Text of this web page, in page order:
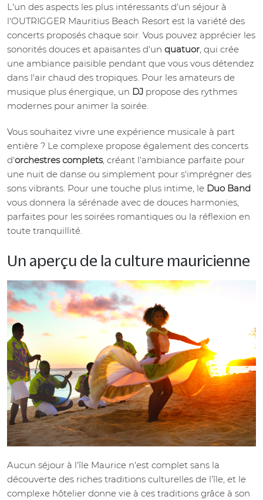
L'un des aspects les plus intéressants d'un séjour à
l'OUTRIGGER Mauritius Beach Resort est la variété des
concerts proposés chaque soir. Vous pouvez apprécier les
sonorités douces et apaisantes d'un quatuor , qui crée
une ambiance paisible pendant que vous vous détendez
dans l'air chaud des tropiques. Pour les amateurs de
musique plus énergique, un DJ propose des rythmes
modernes pour animer la soirée.
Vous souhaitez vivre une expérience musicale à part
entière ? Le complexe propose également des concerts
d'orchestres complets, créant l'ambiance parfaite pour
une nuit de danse ou simplement pour s'imprégner des
sons vibrants. Pour une touche plus intime, le Duo Band
vous donnera la sérénade avec de douces harmonies,
parfaites pour les soirées romantiques ou la réflexion en
toute tranquillité.
Un aperçu de la culture mauricienne
Aucun séjour à l'île Maurice n'est complet sans la
découverte des riches traditions culturelles de l'île, et le
complexe hôtelier donne vie à ces traditions grâce à son